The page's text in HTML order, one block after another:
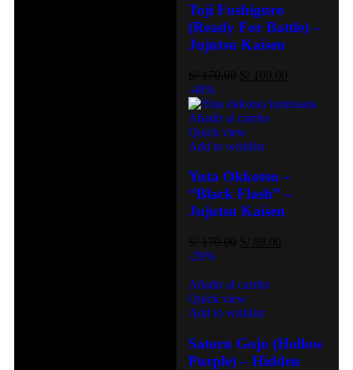
Toji Fushiguro
(Ready For Battle) –
Jujutsu Kaisen
-48%
Añadir al carrito
Quick view
Add to wishlist
Yuta Okkotsu –
“Black Flash” –
Jujutsu Kaisen
-29%
Añadir al carrito
Quick view
Add to wishlist
Satoru Gojo (Hollow
Purple) – Hidden